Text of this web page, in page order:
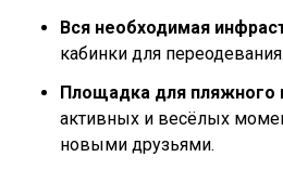
Вся необходимая
кабинки для переодевания.
Площадка для пляжного
активных и весёлых
новыми друзьями.